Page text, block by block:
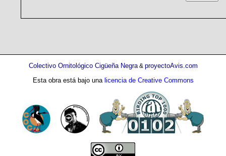
Colectivo Ornitológico Cigüeña Negra& proyectoAvis.com
Esta obra está bajo una licencia de Creative Commons